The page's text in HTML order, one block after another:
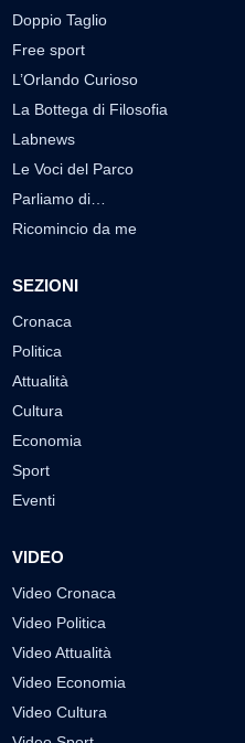
Doppio Taglio
Free sport
L’Orlando Curioso
La Bottega di Filosofia
Labnews
Le Voci del Parco
Parliamo di…
Ricomincio da me
SEZIONI
Cronaca
Politica
Attualità
Cultura
Economia
Sport
Eventi
VIDEO
Video Cronaca
Video Politica
Video Attualità
Video Economia
Video Cultura